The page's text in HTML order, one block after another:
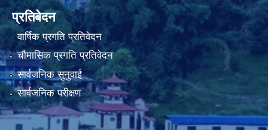
प्रतिबेदन
वार्षिक प्रगति प्रतिवेदन
चौमासिक प्रगति प्रतिवेदन
सार्वजनिक सुनुवाई
सार्वजनिक परीक्षण